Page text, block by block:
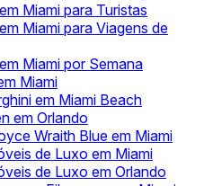
Miami para Turistas
Miami para Viagens de
Miami por Semana
Miami
em Miami Beach
em Orlando
Wraith Blue em Miami
de Luxo em Miami
de Luxo em Orlando